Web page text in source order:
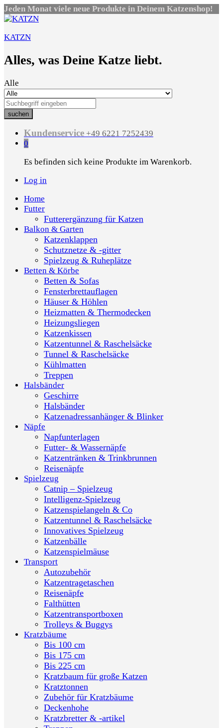
Jeden Monat viele neue Produkte in Deinem Katzenshop!
KATZN
Alles, was Deine Katze liebt.
Alle
suchen
Kundenservice +49 6221 7252439
0
Es befinden sich keine Produkte im Warenkorb.
Log in
Home
Futter
Futterergänzung für Katzen
Balkon & Garten
Katzenklappen
Schutznetze & -gitter
Spielzeug & Ruheplätze
Betten & Körbe
Betten & Sofas
Fensterbrettauflagen
Häuser & Höhlen
Heizmatten & Thermodecken
Heizungsliegen
Katzenkissen
Katzentunnel & Raschelsäcke
Tunnel & Raschelsäcke
Kühlmatten
Treppen
Halsbänder
Geschirre
Halsbänder
Katzenadressanhänger & Blinker
Näpfe
Napfunterlagen
Futter- & Wassernäpfe
Katzentränken & Trinkbrunnen
Reisenäpfe
Spielzeug
Catnip – Spielzeug
Intelligenz-Spielzeug
Katzenspielangeln & Co
Katzentunnel & Raschelsäcke
Innovatives Spielzeug
Katzenbälle
Katzenspielmäuse
Transport
Autozubehör
Katzentragetaschen
Reisenäpfe
Falthütten
Katzentransportboxen
Trolleys & Buggys
Kratzbäume
Bis 100 cm
Bis 175 cm
Bis 225 cm
Kratzbaum für große Katzen
Kratztonnen
Zubehör für Kratzbäume
Deckenhohe
Kratzbretter & -artikel